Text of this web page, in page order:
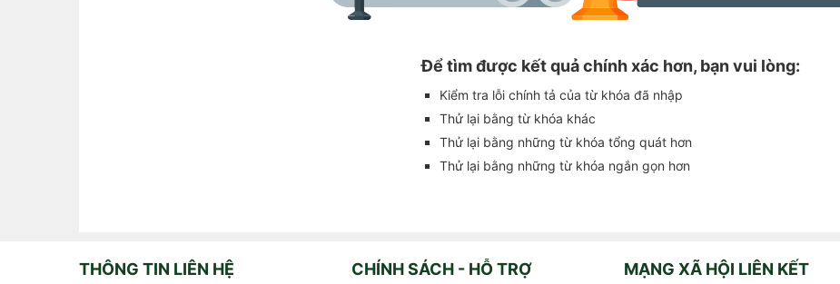
Để tìm được kết quả chính xác hơn, bạn vui lòng:
Kiểm tra lỗi chính tả của từ khóa đã nhập
Thử lại bằng từ khóa khác
Thử lại bằng những từ khóa tổng quát hơn
Thử lại bằng những từ khóa ngắn gọn hơn
THÔNG TIN LIÊN HỆ CHÍNH SÁCH - HỖ TRỢ MẠNG XÃ HỘI LIÊN KẾT